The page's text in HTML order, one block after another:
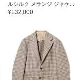
ルシルク メランジ ジャケ...
¥132,000